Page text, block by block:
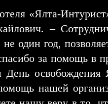
«Ялта-
–
не один год,
за помощь в
нашей